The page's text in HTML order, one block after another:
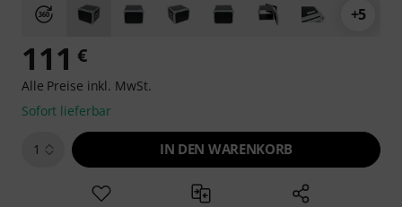
+5
111 €
Alle Preise inkl. MwSt.
Sofort lieferbar
1 IN DEN WARENKORB